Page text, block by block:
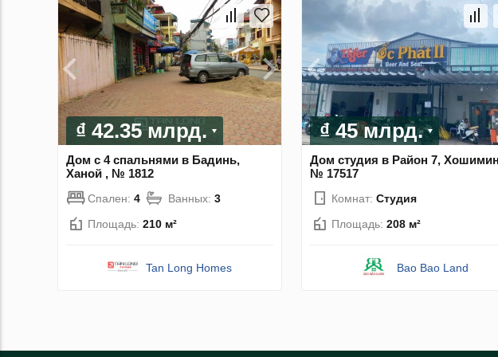
₫ 42.35 млрд.
Дом с 4 спальнями в Бадинь,
Ханой , № 1812
Спален: 4 Ванных: 3
Площадь: 210 м²
Tan Long Homes
₫ 45 млрд.
Дом студия в Район 7,
№ 17517
Комнат: Студия
Площадь: 208 м²
Bao Bao Land